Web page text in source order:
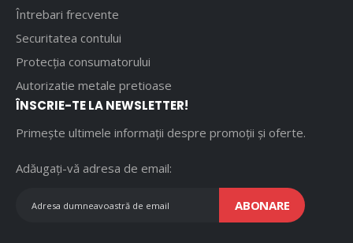
Întrebari frecvente
Securitatea contului
Protecția consumatorului
Autorizatie metale pretioase
ÎNSCRIE-TE LA NEWSLETTER!
Primește ultimele informații despre promoții și oferte.
Adăugați-vă adresa de email:
ABONARE